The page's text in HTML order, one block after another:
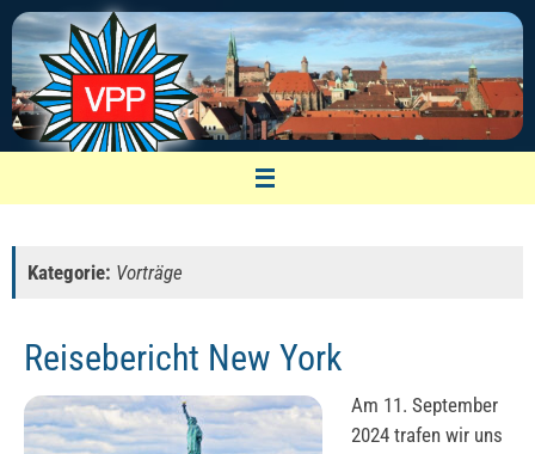
Zum
Inhalt
springen
Vereinigung pensionierter Polizeibeamter
Kategorie: Vorträge
Reisebericht New York
Am 11. September
2024 trafen wir uns